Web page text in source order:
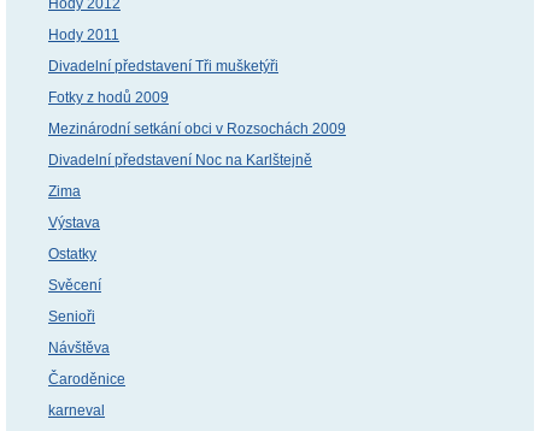
Hody 2012
Hody 2011
Divadelní představení Tři mušketýři
Fotky z hodů 2009
Mezinárodní setkání obci v Rozsochách 2009
Divadelní představení Noc na Karlštejně
Zima
Výstava
Ostatky
Svěcení
Senioři
Návštěva
Čaroděnice
karneval